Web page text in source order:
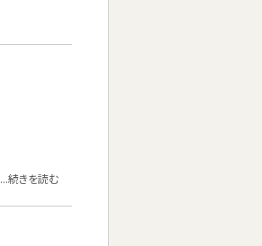
...続きを読む